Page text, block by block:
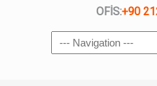
OFİS:+90
Navigation